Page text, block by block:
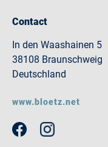
Contact
In den Waashainen 5
38108 Braunschweig
Deutschland
www.bloetz.net